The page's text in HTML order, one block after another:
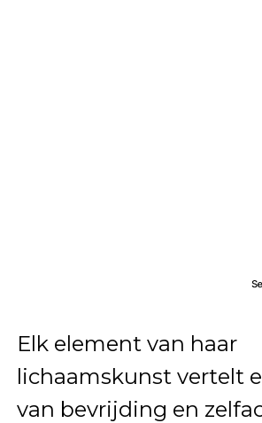
Elk element van haar
lichaamskunst vertelt
van bevrijding en